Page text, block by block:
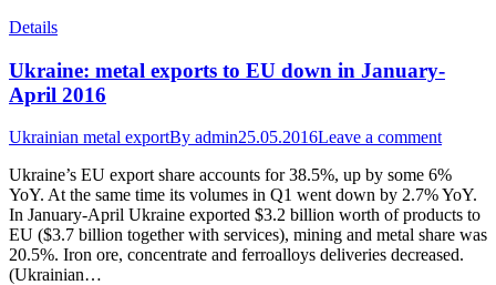
Details
Ukraine: metal exports to EU down in January-
April 2016
Ukrainian metal exportBy admin25.05.2016Leave a comment
Ukraine’s EU export share accounts for 38.5%, up by some 6%
YoY. At the same time its volumes in Q1 went down by 2.7% YoY.
In January-April Ukraine exported $3.2 billion worth of products to
EU ($3.7 billion together with services), mining and metal share was
20.5%. Iron ore, concentrate and ferroalloys deliveries decreased.
(Ukrainian…